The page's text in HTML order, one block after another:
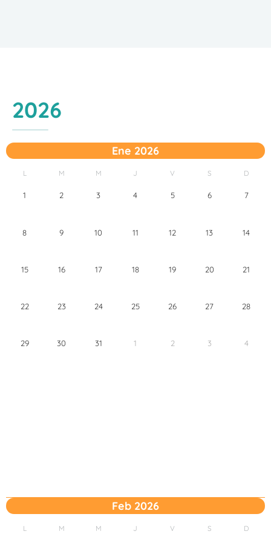
2026
Ene 2026
L M M J V S D
1 2 3 4 5 6 7
8 9 10 11 12 13 14
15 16 17 18 19 20 21
22 23 24 25 26 27 28
29 30 31 1 2 3 4
Feb 2026
L M M J V S D